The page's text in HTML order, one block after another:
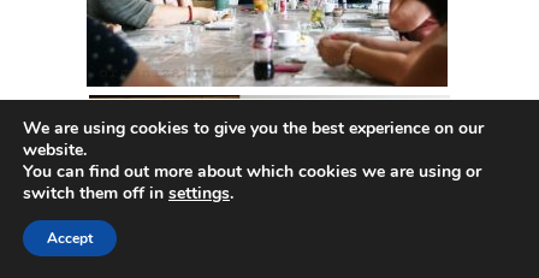
We are using cookies to give you the best experience on our
website.
You can find out more about which cookies we are using or
switch them off in settings.
Accept